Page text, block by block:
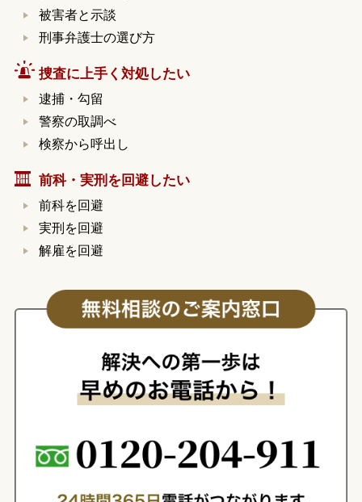
被害者と示談
刑事弁護士の選び方
捜査に上手く対処したい
逮捕・勾留
警察の取調べ
検察から呼出し
前科・実刑を回避したい
前科を回避
実刑を回避
解雇を回避